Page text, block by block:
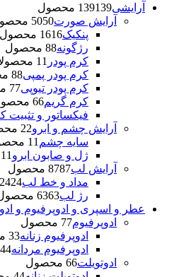
آرایشی 139139 محصول
آرایش صورت
5050 محصول
پنکیک
1616 محصول
رژگونه 88 محصول
کرم پودر
1 1 محصولات
کرم پودر پمپی 88 محصول
کرم پودر تیوپی 77 محصول
کرم گریم 66 محصول
فیکساتور و تثبیت
آرایش چشم و ابرو 22 محصول
سایه چشم
1 1 محصولات
ژل و صابون ابرو
1 1 محصولات
آرایش لب
8787 محصول
مداد و خط لب
2424 محصول
رژ لب
6363 محصول
عطر و اسپری و ادوپرفیوم و
ادوپرفیوم 77 محصول
ادوپرفیوم زنانه 33 محصول
ادوپرفیوم مردانه 44 محصول
ادوتویلت 66 محصول